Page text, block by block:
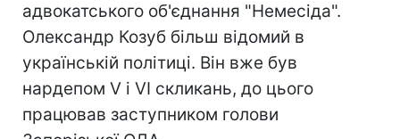
адвокатського об'єднання "Немесіда".
Олександр Козуб більш відомий в
українській політиці. Він вже був
нардепом V і VI скликань, до цього
працював заступником голови